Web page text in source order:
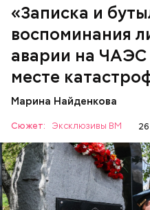
«Записка и
воспоминания
аварии на ЧАЭС
месте
Марина Найденкова
Сюжет: Эксклюзивы ВМ
Специалист
транспорт. Привезли в
что произошло. Создали
несколько часов мы
Чернобыля, —
А еще, удержав меч
смерти трех мужей,
корыстолюбивым